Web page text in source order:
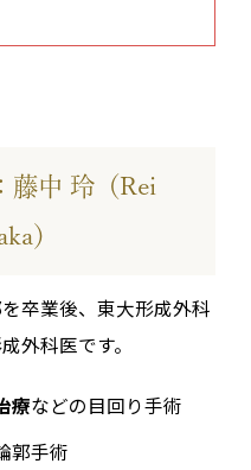
藤中 玲（Rei
）
卒業後、東大形成外科
外科医です。
療などの目回り手術
郭手術